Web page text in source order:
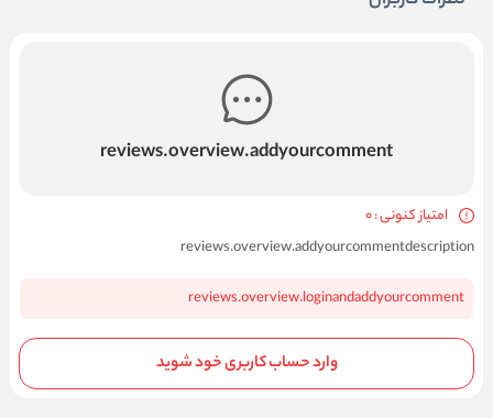
reviews.overview.addyourcomment
امتیاز کنونی : 0
reviews.overview.addyourcommentdescription
reviews.overview.loginandaddyourcomment
وارد حساب کاربری خود شوید